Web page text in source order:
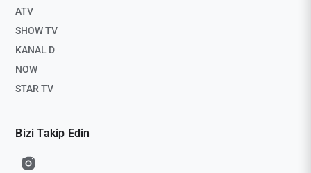
ATV
SHOW TV
KANAL D
NOW
STAR TV
Bizi Takip Edin